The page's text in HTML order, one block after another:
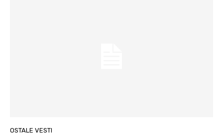
OSTALE VESTI